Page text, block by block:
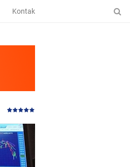
Kontak